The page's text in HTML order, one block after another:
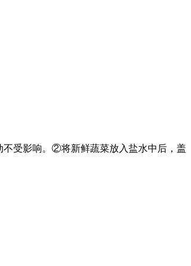
受影响。②将新鲜蔬菜放入盐水中后，盖